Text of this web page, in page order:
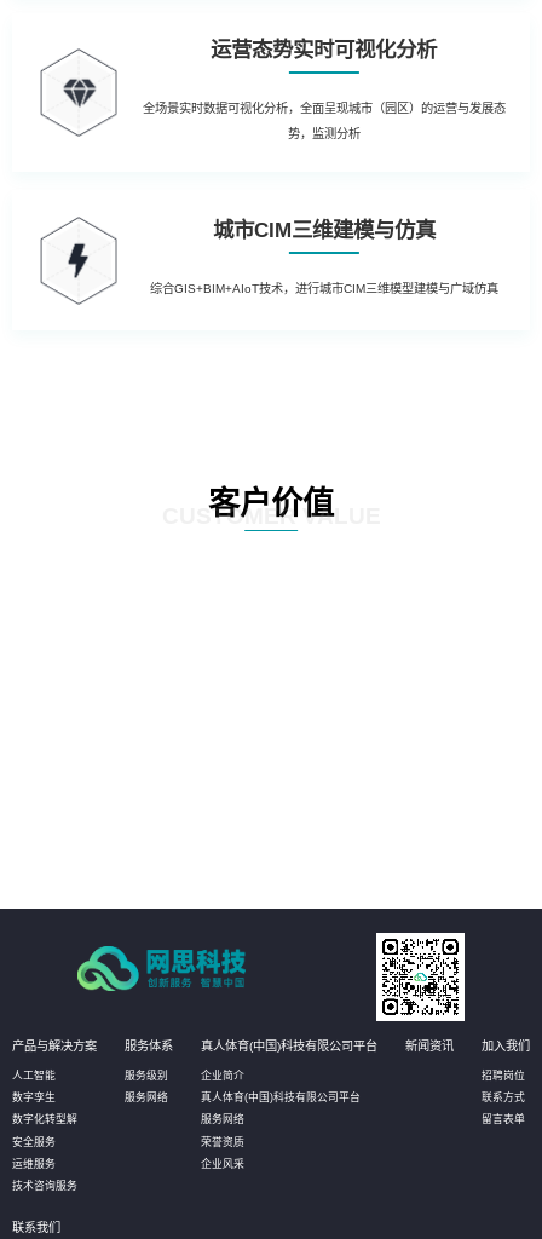
运营态势实时可视化分析
全场景实时数据可视化分析，全面呈现城市（园区）的运营与发展态
势，监测分析
城市CIM三维建模与仿真
综合GIS+BIM+AIoT技术，进行城市CIM三维模型建模与广域仿真
客户价值
CUSTOMER VALUE
产品与解决方案
人工智能
数字孪生
数字化转型解
安全服务
运维服务
技术咨询服务
服务体系
服务级别
服务网络
真人体育(中国)科技有限公司平台
企业简介
真人体育(中国)科技有限公司平台
服务网络
荣誉资质
企业风采
新闻资讯 加入我们
招聘岗位
联系方式
留言表单
联系我们